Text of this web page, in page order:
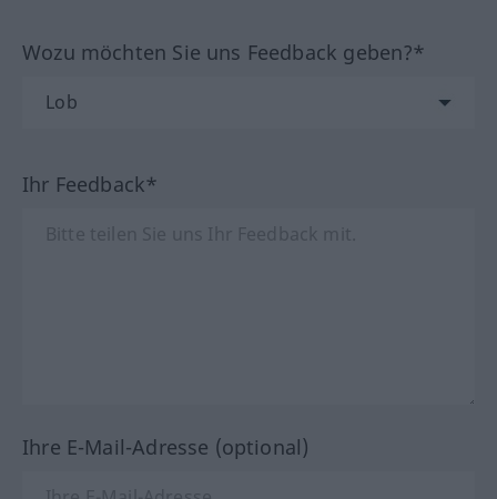
Wozu möchten Sie uns Feedback geben?*
Ihr Feedback*
Ihre E-Mail-Adresse (optional)